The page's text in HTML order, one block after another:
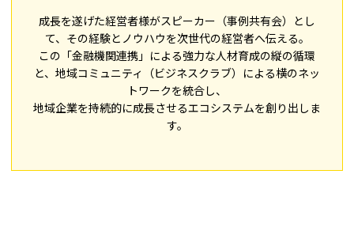
成長を遂げた経営者様がスピーカー（事例共有会）とし
て、その経験とノウハウを次世代の経営者へ伝える。
この「金融機関連携」による強力な人材育成の縦の循環
と、地域コミュニティ（ビジネスクラブ）による横のネッ
トワークを統合し、
地域企業を持続的に成長させるエコシステムを創り出しま
す。